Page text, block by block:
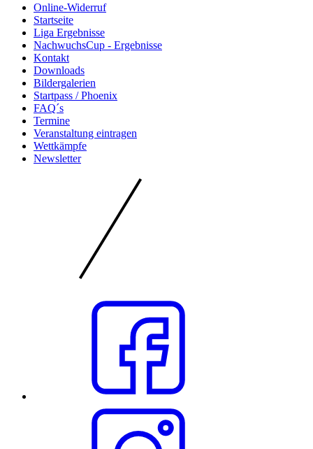
Online-Widerruf
Startseite
Liga Ergebnisse
NachwuchsCup - Ergebnisse
Kontakt
Downloads
Bildergalerien
Startpass / Phoenix
FAQ´s
Termine
Veranstaltung eintragen
Wettkämpfe
Newsletter